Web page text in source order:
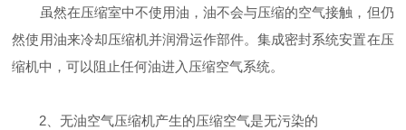
虽然在压缩室中不使用油，油不会与压缩的空气接触，但仍
然使用油来冷却压缩机并润滑运作部件。集成密封系统安置在压
缩机中，可以阻止任何油进入压缩空气系统。
2、无油空气压缩机产生的压缩空气是无污染的